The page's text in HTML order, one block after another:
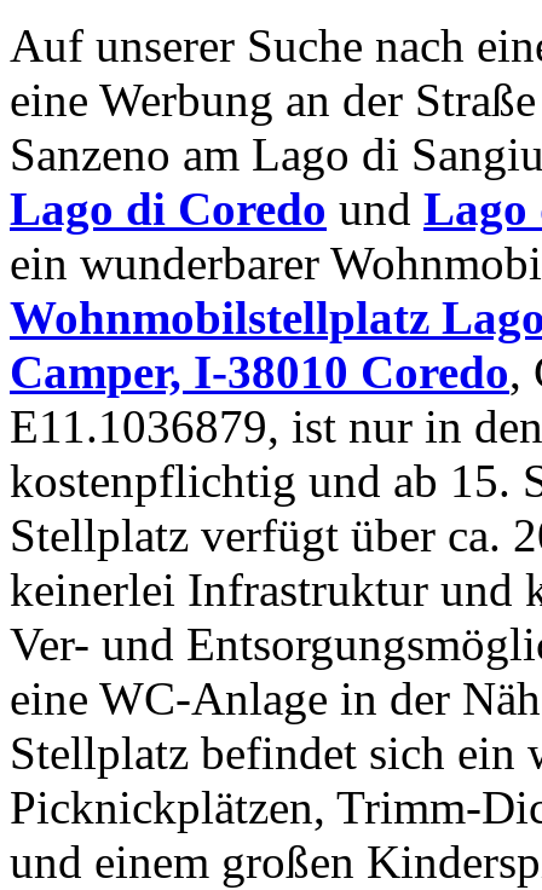
Auf unserer Suche nach
eine Werbung an der
Sanzeno am Lago di
Lago di Coredo und Lago
ein wunderbarer
Wohnmobilstellplatz
Camper, I-38010 Coredo,
E11.1036879, ist nur in
kostenpflichtig und ab 15.
Stellplatz verfügt über ca.
keinerlei Infrastruktur und
Ver- und
eine WC-Anlage in der
Stellplatz befindet sich ein
Picknickplätzen, Trimm-
und einem großen